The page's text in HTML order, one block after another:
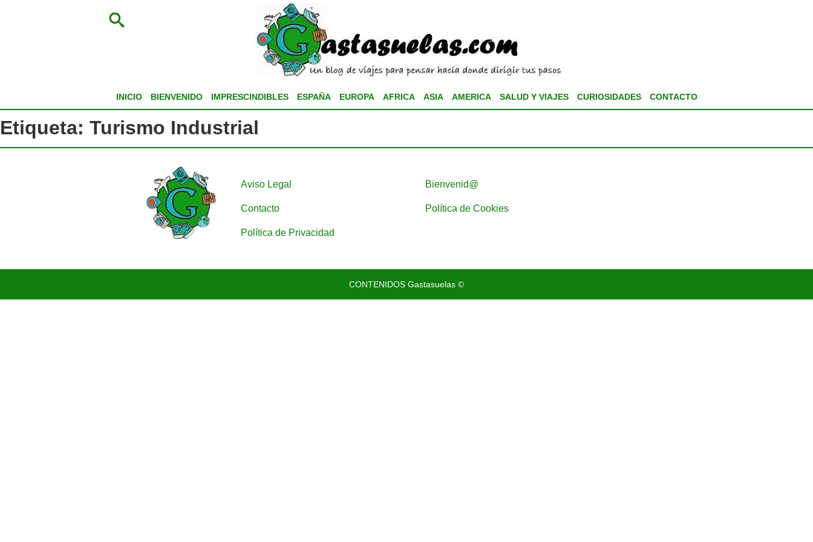
INICIO BIENVENIDO IMPRESCINDIBLES ESPAÑA EUROPA AFRICA ASIA AMERICA SALUD Y VIAJES CURIOSIDADES CONTACTO
Etiqueta: Turismo Industrial
Aviso Legal Bienvenid@
Contacto Política de Cookies
Política de Privacidad
CONTENIDOS Gastasuelas ©